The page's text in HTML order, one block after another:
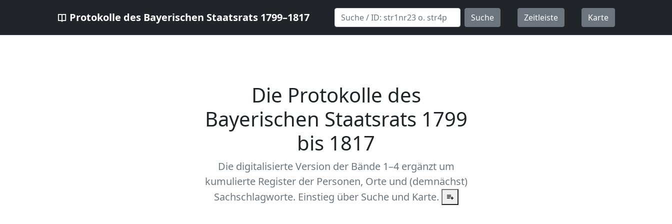
Protokolle des Bayerischen Staatsrats 1799–1817 Suche Zeitleiste Karte
Die Protokolle des
Bayerischen Staatsrats 1799
bis 1817
Die digitalisierte Version der Bände 1–4 ergänzt um
kumulierte Register der Personen, Orte und (demnächst)
Sachschlagworte. Einstieg über Suche und Karte.